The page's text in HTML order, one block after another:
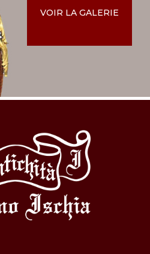
VOIR LA GALERIE